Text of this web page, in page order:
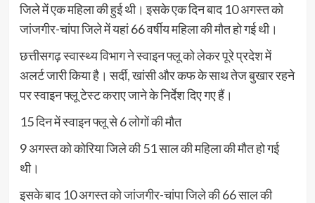
जिले में एक महिला की हुई थी। इसके एक दिन बाद 10 अगस्त को
जांजगीर-चांपा जिले में यहां 66 वर्षीय महिला की मौत हो गई थी।
छत्तीसगढ़ स्वास्थ्य विभाग ने स्वाइन फ्लू को लेकर पूरे प्रदेश में
अलर्ट जारी किया है। सर्दी, खांसी और कफ के साथ तेज बुखार रहने
पर स्वाइन फ्लू टेस्ट कराए जाने के निर्देश दिए गए हैं।
15 दिन में स्वाइन फ्लू से 6 लोगों की मौत
9 अगस्त को कोरिया जिले की 51 साल की महिला की मौत हो गई
थी।
इसके बाद 10 अगस्त को जांजगीर-चांपा जिले की 66 साल की